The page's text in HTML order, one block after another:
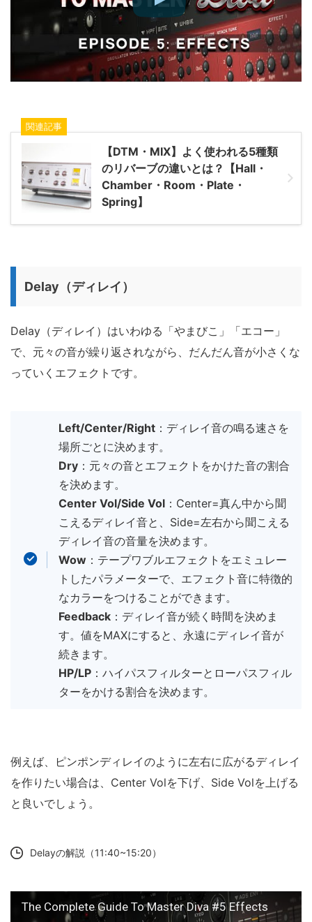
【DTM・MIX】よく使われる5種類
のリバーブの違いとは？【Hall・
Chamber・Room・Plate・
Spring】
関連記事
Delay（ディレイ）
Delay（ディレイ）はいわゆる「やまびこ」「エコー」
で、元々の音が繰り返されながら、だんだん音が小さくな
っていくエフェクトです。
Left/Center/Right：ディレイ音の鳴る速さを
場所ごとに決めます。
Dry：元々の音とエフェクトをかけた音の割合
を決めます。
Center Vol/Side Vol：Center=真ん中から聞
こえるディレイ音と、Side=左右から聞こえる
ディレイ音の音量を決めます。
Wow：テープワブルエフェクトをエミュレー
トしたパラメーターで、エフェクト音に特徴的
なカラーをつけることができます。
Feedback：ディレイ音が続く時間を決めま
す。値をMAXにすると、永遠にディレイ音が
続きます。
HP/LP：ハイパスフィルターとローパスフィル
ターをかける割合を決めます。
例えば、ピンポンディレイのように左右に広がるディレイ
を作りたい場合は、Center Volを下げ、Side Volを上げる
と良いでしょう。
Delayの解説（11:40~15:20）
The Complete Guide To Master Diva #5 Effects